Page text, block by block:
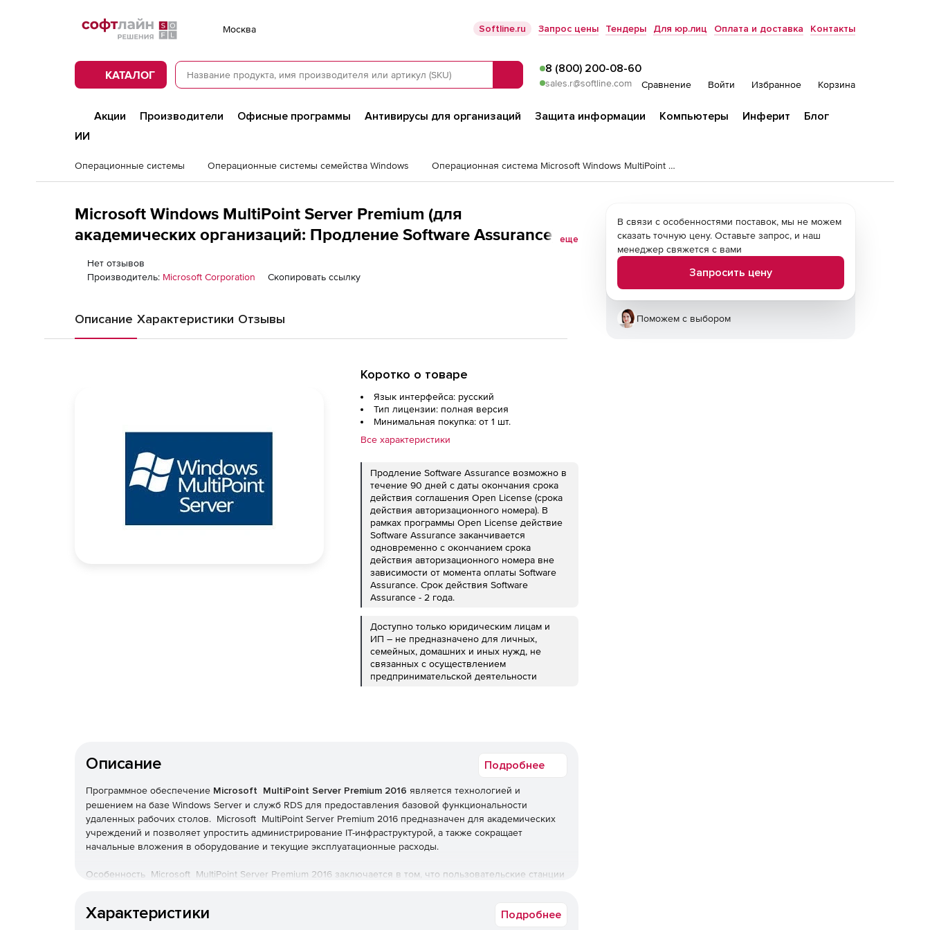
Softline
Москва Softline.ru Запрос цены Тендеры Для юр.лиц Оплата и доставка Контакты
КАТАЛОГ 8 (800) 200-08-60
sales.r@softline.com Сравнение Войти Избранное Корзина
Акции Производители Офисные программы Антивирусы для организаций Защита информации Компьютеры Инферит
Блог
ИИ
Операционные системы Операционные системы семейства Windows Операционная система Microsoft Windows MultiPoint Server Premium
Microsoft Windows MultiPoint Server Premium (для
академических организаций: Продление Software Assurance),еще
Нет отзывов
Производитель: Microsoft Corporation Скопировать ссылку
Описание Характеристики Отзывы
Коротко о товаре
Язык интерфейса: русский
Тип лицензии: полная версия
Минимальная покупка: от 1 шт.
Все характеристики
Продление Software Assurance возможно в
течение 90 дней с даты окончания срока
действия соглашения Open License (срока
действия авторизационного номера). В
рамках программы Open License действие
Software Assurance заканчивается
одновременно с окончанием срока
действия авторизационного номера вне
зависимости от момента оплаты Software
Assurance. Срок действия Software
Assurance - 2 года.
Доступно только юридическим лицам и
ИП – не предназначено для личных,
семейных, домашних и иных нужд, не
связанных с осуществлением
предпринимательской деятельности
Описание Подробнее
Программное обеспечение Microsoft MultiPoint Server Premium 2016 является технологией и
решением на базе Windows Server и служб RDS для предоставления базовой функциональности
удаленных рабочих столов. Microsoft MultiPoint Server Premium 2016 предназначен для академических
учреждений и позволяет упростить администрирование IT-инфраструктурой, а также сокращает
начальные вложения в оборудование и текущие эксплуатационные расходы.
Особенность Microsoft MultiPoint Server Premium 2016 заключается в том, что пользовательские станции
является, к примеру, ноутбук или тонкий клиент). В итоге, конечный потребитель получает low-cost
Характеристики Подробнее
В связи с особенностями поставок, мы не можем
сказать точную цену. Оставьте запрос, и наш
менеджер свяжется с вами
Запросить цену
Поможем с выбором